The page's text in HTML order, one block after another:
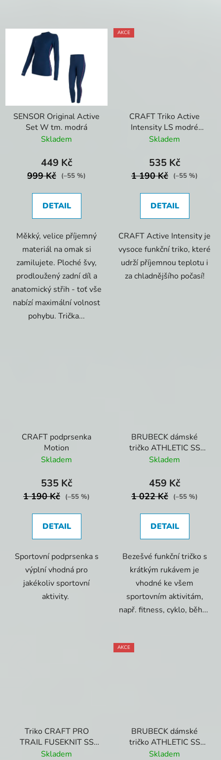
SENSOR Original Active
Set W tm. modrá
Skladem
449 Kč
999 Kč (–55 %)
DETAIL
Měkký, velice příjemný
materiál na omak si
zamilujete. Ploché švy,
prodloužený zadní díl a
anatomický střih - toť vše
nabízí maximální volnost
pohybu. Trička...
AKCE
CRAFT Triko Active
Intensity LS modré
1907937
Skladem
535 Kč
1 190 Kč (–55 %)
DETAIL
CRAFT Active Intensity je
vysoce funkční triko, které
udrží příjemnou teplotu i
za chladnějšího počasí!
CRAFT podprsenka
Motion
Skladem
535 Kč
1 190 Kč (–55 %)
DETAIL
Sportovní podprsenka s
výplní vhodná pro
jakékoliv sportovní
aktivity.
BRUBECK dámské
tričko ATHLETIC SS
Fresh Mint
Skladem
459 Kč
1 022 Kč (–55 %)
DETAIL
Bezešvé funkční tričko s
krátkým rukávem je
vhodné ke všem
sportovním aktivitám,
např. fitness, cyklo, běh...
Triko CRAFT PRO
TRAIL FUSEKNIT SS
TEE W Lady černé
Skladem
AKCE
BRUBECK dámské
tričko ATHLETIC SS
Amaranth
Skladem